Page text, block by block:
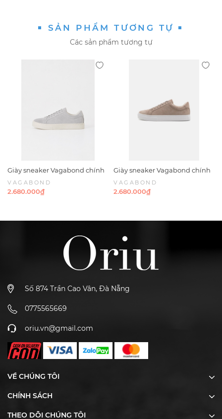
SẢN PHẨM TƯƠNG TỰ
Các sản phẩm tương tự
Giày sneaker Vagabond chính
hãng Paul 2.0 Suede Grey -
Xám da lộn
VAGABOND
2.680.000₫
Giày sneaker Vagabond chính
hãng Paul 2.0 Suede Taupe -
Nâu nhạt Da lộn
VAGABOND
2.680.000₫
Số 874 Trần Cao Vân, Đà Nẵng
0775565669
oriu.vn@gmail.com
VỀ CHÚNG TÔI
CHÍNH SÁCH
THEO DÕI CHÚNG TÔI